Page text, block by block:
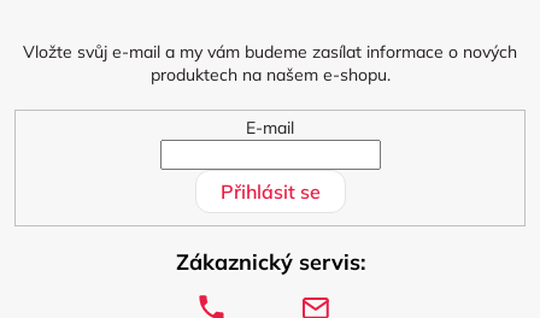
Vložte svůj e-mail a my vám budeme zasílat informace o nových
produktech na našem e-shopu.
E-mail
Přihlásit se
Zákaznický servis: